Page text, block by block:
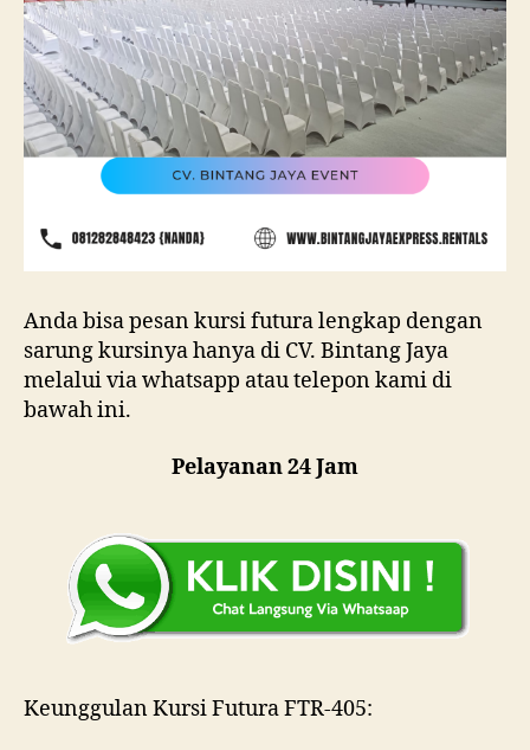
Anda bisa pesan kursi futura lengkap dengan
sarung kursinya hanya di CV. Bintang Jaya
melalui via whatsapp atau telepon kami di
bawah ini.
Pelayanan 24 Jam
Keunggulan Kursi Futura FTR-405: